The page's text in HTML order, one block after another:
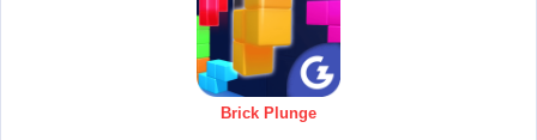
Brick Plunge